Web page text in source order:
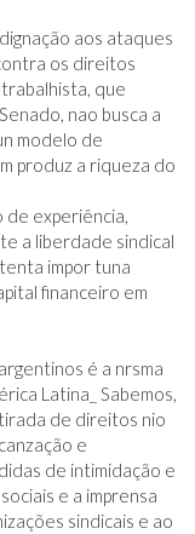
aos ataques
os direitos
que
nao busca a
modelo de
produz a riqueza do
de experiência,
a liberdade sindical
impor tuna
financeiro em
é a nrsma
Latina_ Sabemos,
de direitos nio
e
de intimidação e
e a imprensa
sindicais e ao